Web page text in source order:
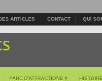
ARTICLES CONTACT QUI
PARC D'ATTRACTIONS »